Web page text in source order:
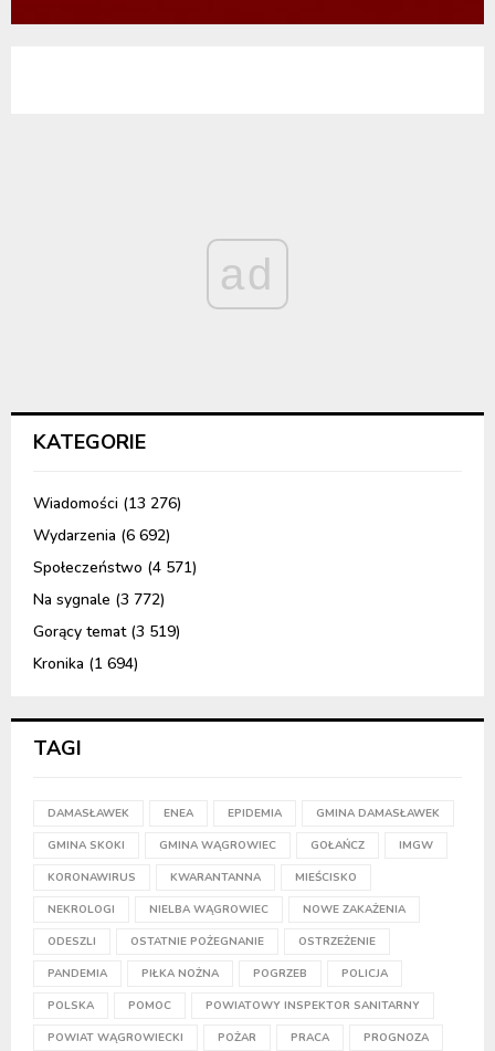
ad
KATEGORIE
Wiadomości (13 276)
Wydarzenia (6 692)
Społeczeństwo (4 571)
Na sygnale (3 772)
Gorący temat(3 519)
Kronika (1 694)
TAGI
DAMASŁAWEK ENEA EPIDEMIA GMINA DAMASŁAWEK
GMINA SKOKI GMINA WĄGROWIEC GOŁAŃCZ IMGW
KORONAWIRUS KWARANTANNA MIEŚCISKO
NEKROLOGI NIELBA WĄGROWIEC NOWE ZAKAŻENIA
ODESZLI OSTATNIE POŻEGNANIE OSTRZEŻENIE
PANDEMIA PIŁKA NOŻNA POGRZEB POLICJA
POLSKA POMOC POWIATOWY INSPEKTOR SANITARNY
POWIAT WĄGROWIECKI POŻAR PRACA PROGNOZA